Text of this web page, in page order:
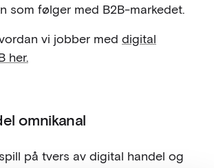
som følger med B2B-markedet.
vi jobber med digital
her.
omnikanal
på tvers av digital handel og